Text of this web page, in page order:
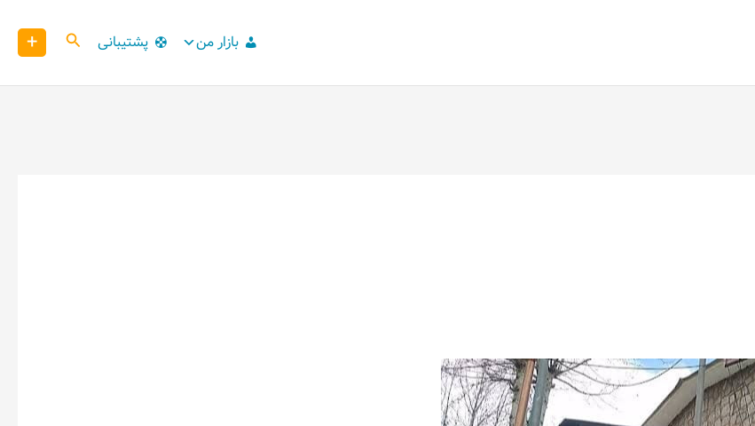
بازار من پشتیبانی کاوش +